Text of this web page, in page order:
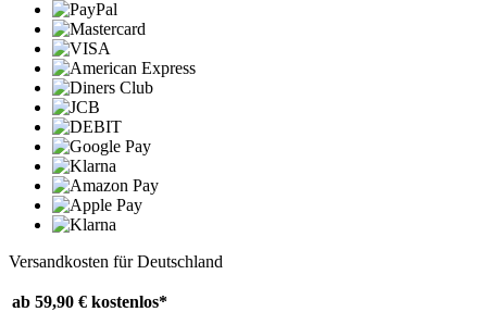
Versandkosten für Deutschland
ab 59,90 € kostenlos*